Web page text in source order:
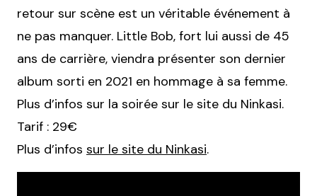
retour sur scène est un véritable événement à
ne pas manquer. Little Bob, fort lui aussi de 45
ans de carrière, viendra présenter son dernier
album sorti en 2021 en hommage à sa femme.
Plus d’infos sur la soirée sur le site du Ninkasi.
Tarif : 29€
Plus d’infos sur le site du Ninkasi.